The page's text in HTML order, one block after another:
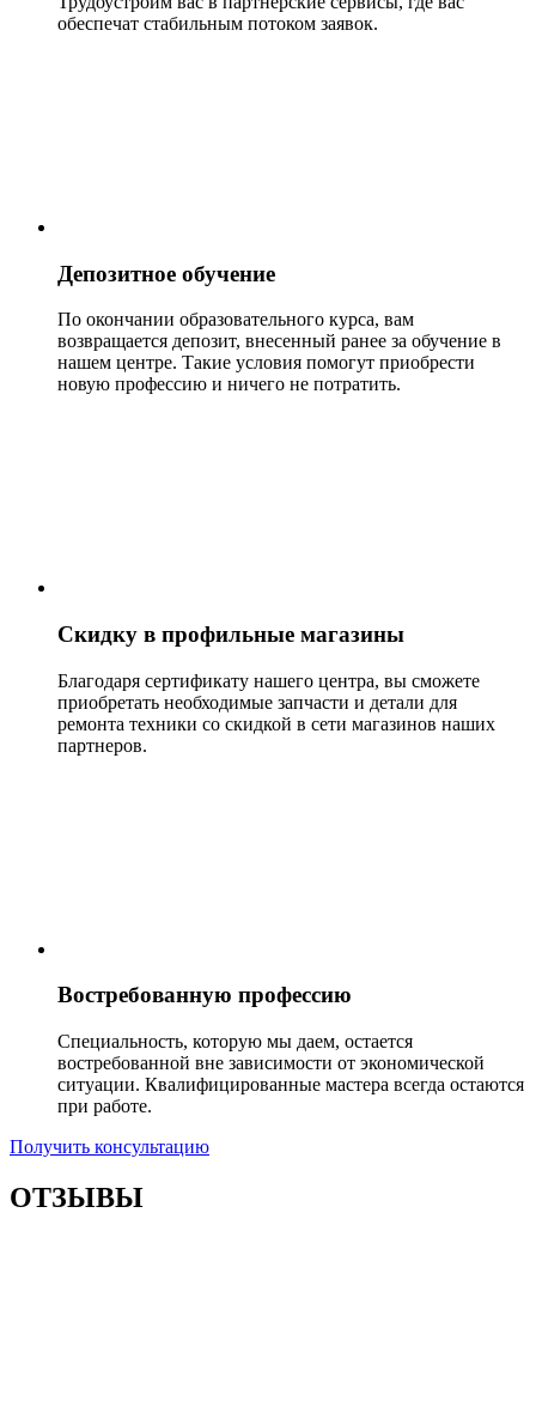
обеспечат стабильным потоком заявок.
Депозитное обучение
По окончании образовательного курса, вам
возвращается депозит, внесенный ранее за обучение в
нашем центре. Такие условия помогут приобрести
новую профессию и ничего не потратить.
Скидку в профильные магазины
Благодаря сертификату нашего центра, вы сможете
приобретать необходимые запчасти и детали для
ремонта техники со скидкой в сети магазинов наших
партнеров.
Востребованную профессию
Специальность, которую мы даем, остается
востребованной вне зависимости от экономической
ситуации. Квалифицированные мастера всегда остаются
при работе.
Получить консультацию
ОТЗЫВЫ